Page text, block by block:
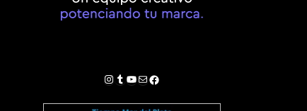
Instagram
Tumblr
YouTube
Correo electrónico
Facebook